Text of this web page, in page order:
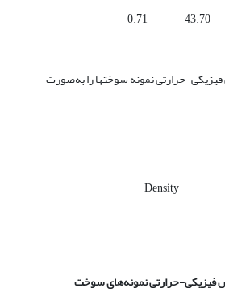
43.70
0.71
فیزیکی-حرارتی نمونه سوخت­ها را به‌صورت
Density